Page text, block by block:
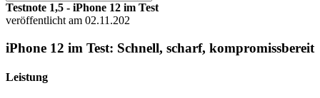
Testnote 1,5 - iPhone 12 im Test
veröffentlicht am 02.11.202
iPhone 12 im Test: Schnell, scharf, kompromissbereit
Leistung